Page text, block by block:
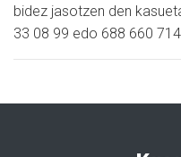
bidez jasotzen den
33 08 99 edo 688 660